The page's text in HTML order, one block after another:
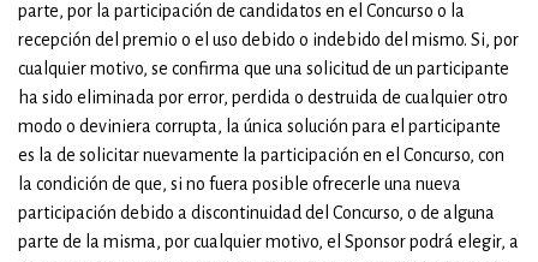
parte, por la participación de candidatos en el Concurso o la
recepción del premio o el uso debido o indebido del mismo. Si, por
cualquier motivo, se confirma que una solicitud de un participante
ha sido eliminada por error, perdida o destruida de cualquier otro
modo o deviniera corrupta, la única solución para el participante
es la de solicitar nuevamente la participación en el Concurso, con
la condición de que, si no fuera posible ofrecerle una nueva
participación debido a discontinuidad del Concurso, o de alguna
parte de la misma, por cualquier motivo, el Sponsor podrá elegir, a